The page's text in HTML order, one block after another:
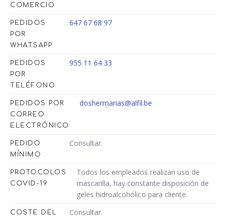
COMERCIO
PEDIDOS
POR
WHATSAPP
647 67 68 97
PEDIDOS
POR
TELÉFONO
955 11 64 33
PEDIDOS POR
CORREO
ELECTRÓNICO
doshermanas@alfil.be
PEDIDO
MÍNIMO
Consultar.
PROTOCOLOS
COVID-19
Todos los empleados realizan uso de
mascarilla, hay constante disposición de
geles hidroalcohólico para cliente.
COSTE DEL Consultar.